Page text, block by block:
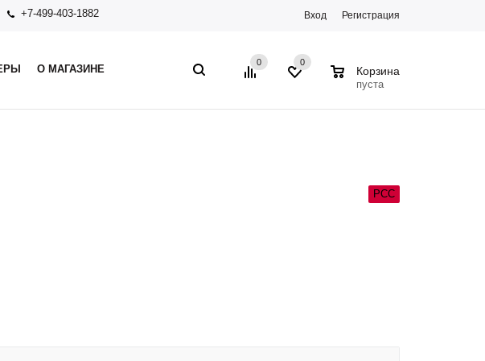
+7-499-403-1882 Вход Регистрация
О МАГАЗИНЕ
0 0
Корзина
пуста
РСС